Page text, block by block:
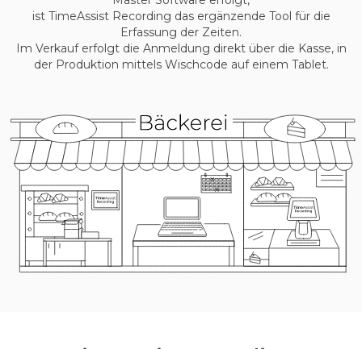
ist TimeAssist Recording das ergänzende Tool für die
Erfassung der Zeiten.
Im Verkauf erfolgt die Anmeldung direkt über die Kasse, in
der Produktion mittels Wischcode auf einem Tablet.